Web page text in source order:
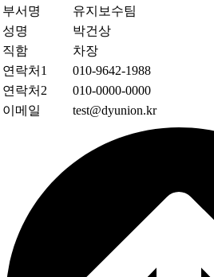
부서명
유지보수팀
성명
박건상
직함
차장
연락처1
010-9642-1988
연락처2
010-0000-0000
이메일
test@dyunion.kr